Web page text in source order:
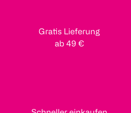
Gratis Lieferung
ab 49 €